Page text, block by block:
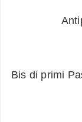
Bis di primi